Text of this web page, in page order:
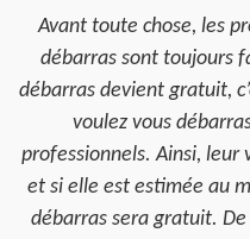
Avant toute chose, les
débarras sont toujours
débarras devient gratuit,
voulez vous
professionnels. Ainsi, leur
et si elle est estimée au
débarras sera gratuit.